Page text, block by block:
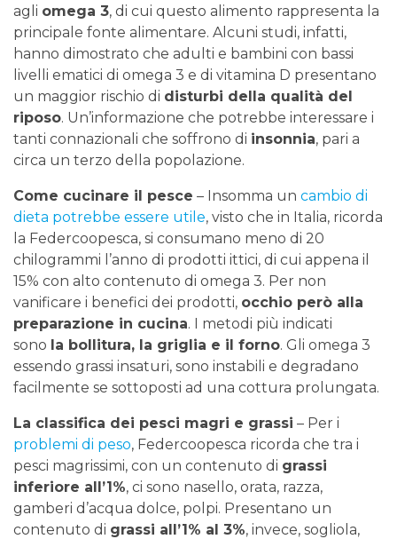
agli omega 3, di cui questo alimento rappresenta la
principale fonte alimentare. Alcuni studi, infatti,
hanno dimostrato che adulti e bambini con bassi
livelli ematici di omega 3 e di vitamina D presentano
un maggior rischio di disturbi della qualità del
riposo. Un’informazione che potrebbe interessare i
tanti connazionali che soffrono di insonnia, pari a
circa un terzo della popolazione.
Come cucinare il pesce – Insomma un cambio di
dieta potrebbe essere utile, visto che in Italia, ricorda
la Federcoopesca, si consumano meno di 20
chilogrammi l’anno di prodotti ittici, di cui appena il
15% con alto contenuto di omega 3. Per non
vanificare i benefici dei prodotti, occhio però alla
preparazione in cucina. I metodi più indicati
sono la bollitura, la griglia e il forno. Gli omega 3
essendo grassi insaturi, sono instabili e degradano
facilmente se sottoposti ad una cottura prolungata.
La classifica dei pesci magri e grassi – Per i
problemi di peso, Federcoopesca ricorda che tra i
pesci magrissimi, con un contenuto di grassi
inferiore all’1%, ci sono nasello, orata, razza,
gamberi d’acqua dolce, polpi. Presentano un
contenuto di grassi all’1% al 3%, invece, sogliola,